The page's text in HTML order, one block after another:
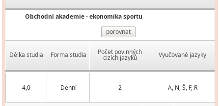
Obchodní akademie - ekonomika sportu
porovnat
Délka studia Forma studia Počet povinných
cizích jazyků Vyučované jazyky
4,0 Denní 2 A, N, Š, F, R